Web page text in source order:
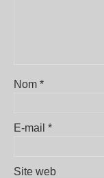
Nom *
E-mail *
Site web